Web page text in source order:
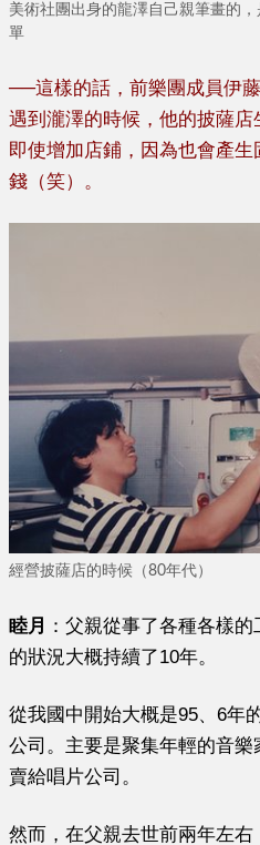
美術社團出身的龍澤自己親筆畫的
單
──這樣的話，前樂團成員伊
遇到瀧澤的時候，他的披薩店
即使增加店鋪，因為也會產
錢（笑）。
經營披薩店的時候（80年代）
睦月
：父親從事了各種各樣
的狀況大概持續了10年。
從我國中開始大概是95、6年
公司。主要是聚集年輕的音
賣給唱片公司。
然而，在父親去世前兩年左